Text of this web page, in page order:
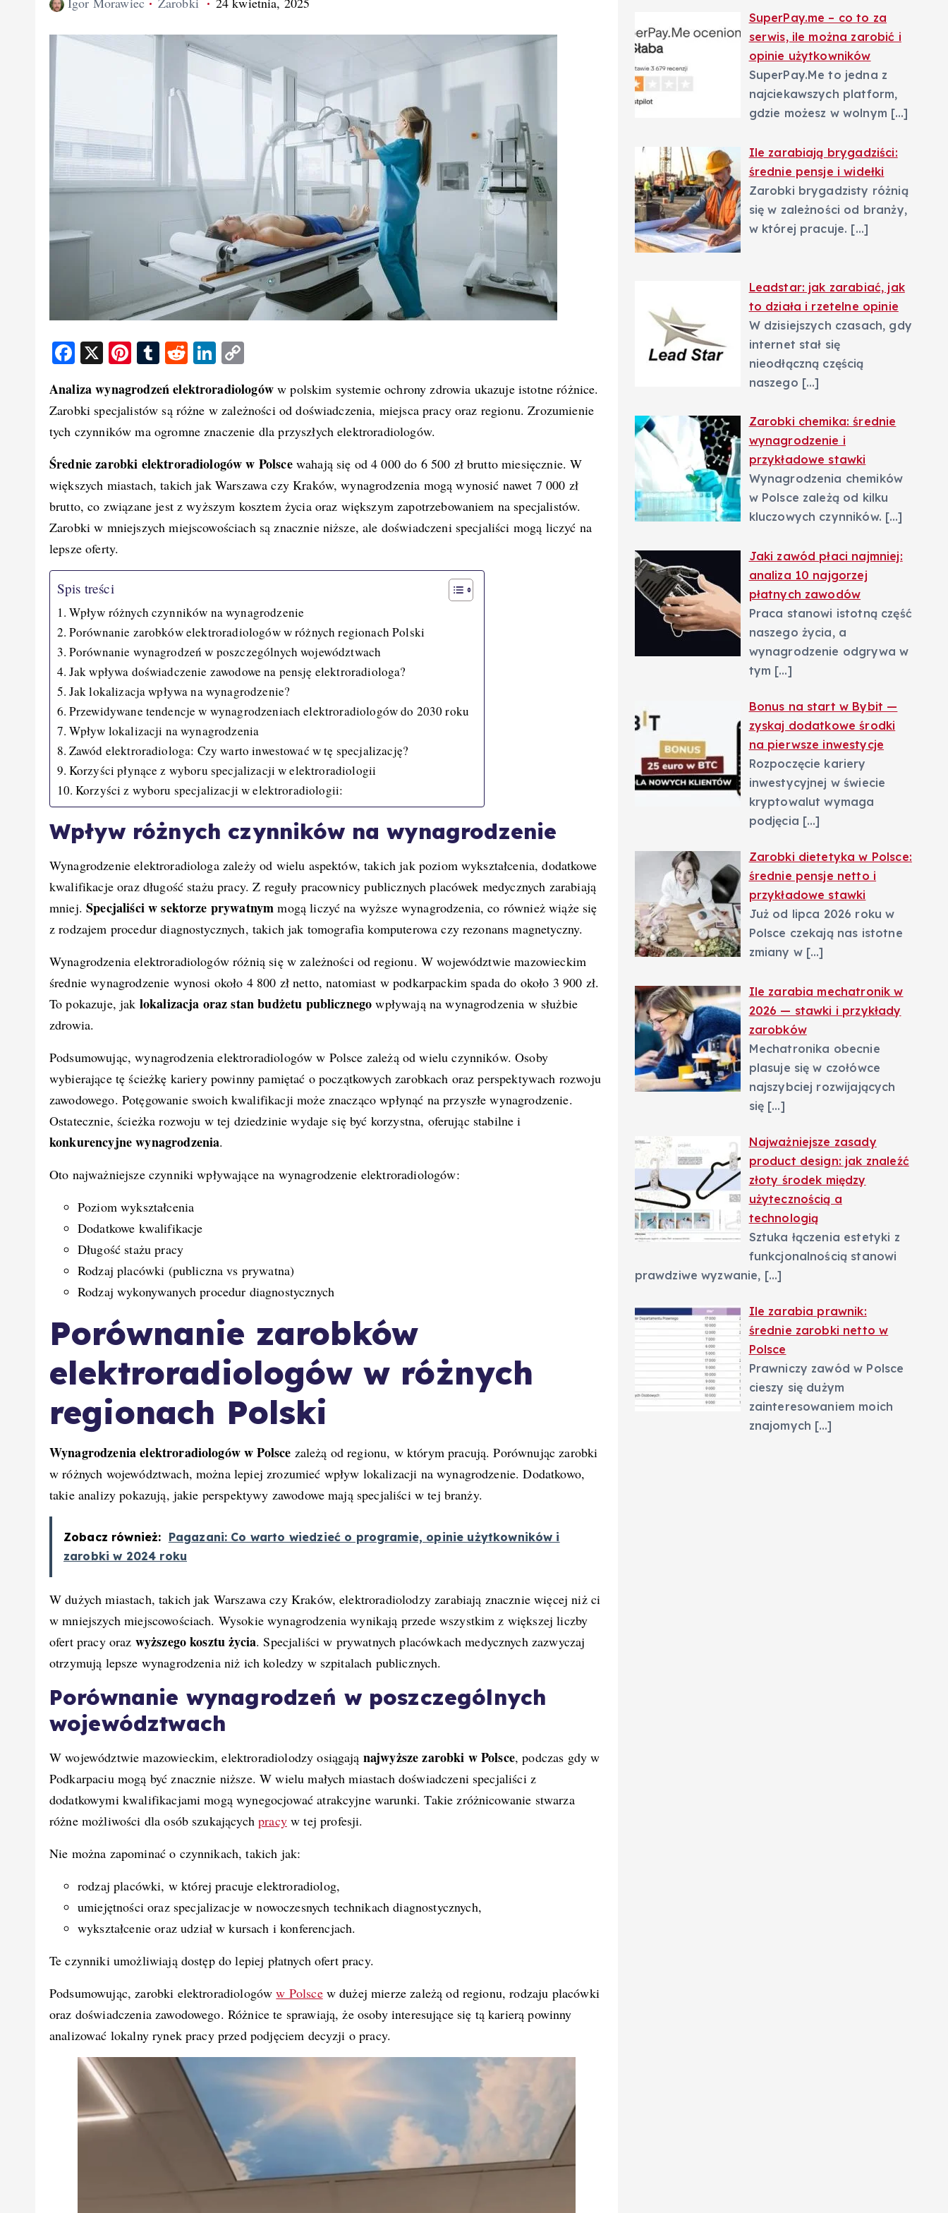
F
c
e
b
o
o
k
X
Pi
er
e
st
T
m
bl
r
R
d
di
t
Li
k
e
d
I
n
p
y
Li
n
k
Analiza wynagrodzeń elektroradiologóww polskim systemie ochrony zdrowia ukazuje istotne różnice.
Zarobki specjalistów są różne w zależności od doświadczenia, miejsca pracy oraz regionu. Zrozumienie
tych czynników ma ogromne znaczenie dla przyszłych elektroradiologów.
Średnie zarobki elektroradiologów w Polscewahają się od 4 000 do 6 500 zł brutto miesięcznie. W
większych miastach, takich jak Warszawa czy Kraków, wynagrodzenia mogą wynosić nawet 7 000 zł
brutto, co związane jest z wyższym kosztem życia oraz większym zapotrzebowaniem na specjalistów.
Zarobki w mniejszych miejscowościach są znacznie niższe, ale doświadczeni specjaliści mogą liczyć na
lepsze oferty.
Spis treści
Wpływ różnych czynników na wynagrodzenie
Porównanie zarobków elektroradiologów w różnych regionach Polski
Porównanie wynagrodzeń w poszczególnych województwach
Jak wpływa doświadczenie zawodowe na pensję elektroradiologa?
Jak lokalizacja wpływa na wynagrodzenie?
Przewidywane tendencje w wynagrodzeniach elektroradiologów do 2030 roku
Wpływ lokalizacji na wynagrodzenia
Zawód elektroradiologa: Czy warto inwestować w tę specjalizację?
Korzyści płynące z wyboru specjalizacji w elektroradiologii
Korzyści z wyboru specjalizacji w elektroradiologii:
Wpływ różnych czynników na wynagrodzenie
Wynagrodzenie elektroradiologa zależy od wielu aspektów, takich jak poziom wykształcenia, dodatkowe
kwalifikacje oraz długość stażu pracy. Z reguły pracownicy publicznych placówek medycznych zarabiają
mniej.Specjaliści w sektorze prywatnym mogą liczyć na wyższe wynagrodzenia, co również wiąże się
z rodzajem procedur diagnostycznych, takich jak tomografia komputerowa czy rezonans magnetyczny.
Wynagrodzenia elektroradiologów różnią się w zależności od regionu. W województwie mazowieckim
średnie wynagrodzenie wynosi około 4 800 zł netto, natomiast w podkarpackim spada do około 3 900 zł.
To pokazuje, jak lokalizacja oraz stan budżetu publicznego wpływają na wynagrodzenia w służbie
zdrowia.
Podsumowując, wynagrodzenia elektroradiologów w Polsce zależą od wielu czynników. Osoby
wybierające tę ścieżkę kariery powinny pamiętać o początkowych zarobkach oraz perspektywach rozwoju
zawodowego. Potęgowanie swoich kwalifikacji może znacząco wpłynąć na przyszłe wynagrodzenie.
Ostatecznie, ścieżka rozwoju w tej dziedzinie wydaje się być korzystna, oferując stabilne i
konkurencyjne wynagrodzenia.
Oto najważniejsze czynniki wpływające na wynagrodzenie elektroradiologów:
Poziom wykształcenia
Dodatkowe kwalifikacje
Długość stażu pracy
Rodzaj placówki (publiczna vs prywatna)
Rodzaj wykonywanych procedur diagnostycznych
Porównanie zarobków
elektroradiologów w różnych
regionach Polski
Wynagrodzenia elektroradiologów w Polsce zależą od regionu, w którym pracują. Porównując zarobki
w różnych województwach, można lepiej zrozumieć wpływ lokalizacji na wynagrodzenie. Dodatkowo,
takie analizy pokazują, jakie perspektywy zawodowe mają specjaliści w tej branży.
Zobacz również: Pagazani: Co warto wiedzieć o programie, opinie użytkowników i
zarobki w 2024 roku
W dużych miastach, takich jak Warszawa czy Kraków, elektroradiolodzy zarabiają znacznie więcej niż ci
w mniejszych miejscowościach. Wysokie wynagrodzenia wynikają przede wszystkim z większej liczby
ofert pracy oraz wyższego kosztu życia. Specjaliści w prywatnych placówkach medycznych zazwyczaj
otrzymują lepsze wynagrodzenia niż ich koledzy w szpitalach publicznych.
Porównanie wynagrodzeń w poszczególnych
województwach
W województwie mazowieckim, elektroradiolodzy osiągają najwyższe zarobki w Polsce, podczas gdy w
Podkarpaciu mogą być znacznie niższe. W wielu małych miastach doświadczeni specjaliści z
dodatkowymi kwalifikacjami mogą wynegocjować atrakcyjne warunki. Takie zróżnicowanie stwarza
różne możliwości dla osób szukającychpracyw tej profesji.
Nie można zapominać o czynnikach, takich jak:
rodzaj placówki, w której pracuje elektroradiolog,
umiejętności oraz specjalizacje w nowoczesnych technikach diagnostycznych,
wykształcenie oraz udział w kursach i konferencjach.
Te czynniki umożliwiają dostęp do lepiej płatnych ofert pracy.
Podsumowując, zarobki elektroradiologóww Polscew dużej mierze zależą od regionu, rodzaju placówki
oraz doświadczenia zawodowego. Różnice te sprawiają, że osoby interesujące się tą karierą powinny
analizować lokalny rynek pracy przed podjęciem decyzji o pracy.
SuperPay.me – co to za
serwis, ile można zarobić i
opinie użytkowników
SuperPay.Me to jedna z
najciekawszych platform,
gdzie możesz w wolnym […]
Ile zarabiają brygadziści:
średnie pensje i widełki
Zarobki brygadzisty różnią
się w zależności od branży,
w której pracuje. […]
Leadstar: jak zarabiać, jak
to działa i rzetelne opinie
W dzisiejszych czasach, gdy
internet stał się
nieodłączną częścią
naszego […]
Zarobki chemika: średnie
wynagrodzenie i
przykładowe stawki
Wynagrodzenia chemików
w Polsce zależą od kilku
kluczowych czynników. […]
Jaki zawód płaci najmniej:
analiza 10 najgorzej
płatnych zawodów
Praca stanowi istotną część
naszego życia, a
wynagrodzenie odgrywa w
tym […]
Bonus na start w Bybit —
zyskaj dodatkowe środki
na pierwsze inwestycje
Rozpoczęcie kariery
inwestycyjnej w świecie
kryptowalut wymaga
podjęcia […]
Zarobki dietetyka w Polsce:
średnie pensje netto i
przykładowe stawki
Już od lipca 2026 roku w
Polsce czekają nas istotne
zmiany w […]
Ile zarabia mechatronik w
2026 — stawki i przykłady
zarobków
Mechatronika obecnie
plasuje się w czołówce
najszybciej rozwijających
się […]
Najważniejsze zasady
product design: jak znaleźć
złoty środek między
użytecznością a
technologią
Sztuka łączenia estetyki z
funkcjonalnością stanowi
prawdziwe wyzwanie, […]
Ile zarabia prawnik:
średnie zarobki netto w
Polsce
Prawniczy zawód w Polsce
cieszy się dużym
zainteresowaniem moich
znajomych […]